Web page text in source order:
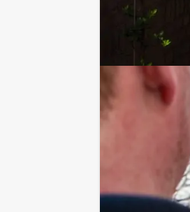
Om het
tegen. Het
Wij hopen
genot van